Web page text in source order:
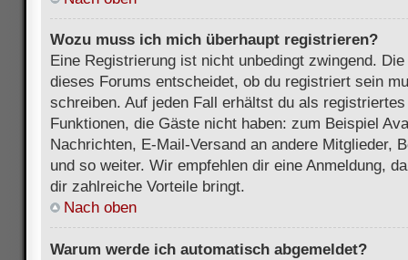
Wozu muss ich mich überhaupt registrieren?
Eine Registrierung ist nicht unbedingt zwingend.
dieses Forums entscheidet, ob du registriert sein
schreiben. Auf jeden Fall erhältst du als
Funktionen, die Gäste nicht haben: zum Beispiel
Nachrichten, E-Mail-Versand an andere Mitglieder,
und so weiter. Wir empfehlen dir eine Anmeldung,
dir zahlreiche Vorteile bringt.
Nach oben
Warum werde ich automatisch abgemeldet?